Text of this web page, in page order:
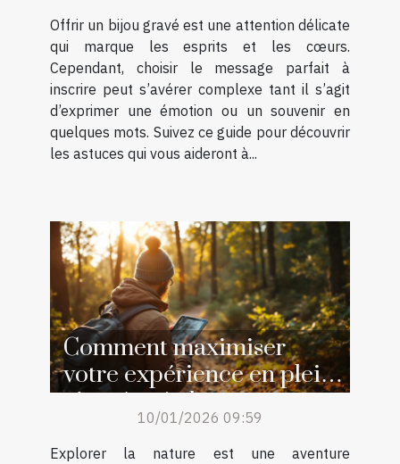
Offrir un bijou gravé est une attention délicate
qui marque les esprits et les cœurs.
Cependant, choisir le message parfait à
inscrire peut s’avérer complexe tant il s’agit
d’exprimer une émotion ou un souvenir en
quelques mots. Suivez ce guide pour découvrir
les astuces qui vous aideront à...
Comment maximiser
votre expérience en plein
air grâce à des ressources
en ligne ?10/01/2026 09:59
Explorer la nature est une aventure